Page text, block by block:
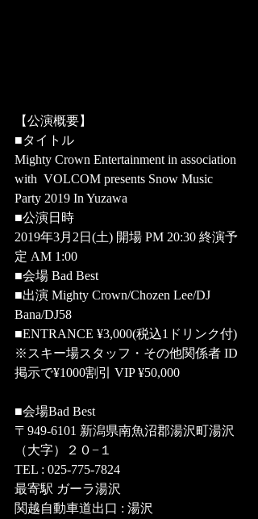
【公演概要】
■タイトル
Mighty Crown Entertainment in association
with  VOLCOM presents Snow Music
Party 2019 In Yuzawa
■公演日時
2019年3月2日(土) 開場 PM 20:30 終演予
定 AM 1:00
■会場 Bad Best
■出演 Mighty Crown/Chozen Lee/DJ
Bana/DJ58
■ENTRANCE ¥3,000(税込1ドリンク付)
※スキー場スタッフ・その他関係者 ID
掲示で¥1000割引 VIP ¥50,000
■会場Bad Best
〒949-6101 新潟県南魚沼郡湯沢町湯沢
（大字）２０−１
TEL : 025-775-7824
最寄駅 ガーラ湯沢
関越自動車道出口 : 湯沢